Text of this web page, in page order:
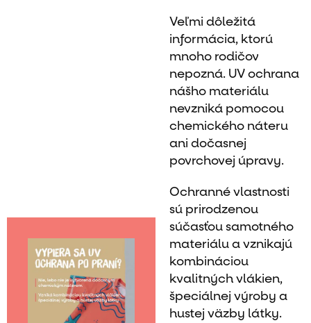
Veľmi dôležitá
informácia, ktorú
mnoho rodičov
nepozná. UV ochrana
nášho materiálu
nevzniká pomocou
chemického náteru
ani dočasnej
povrchovej úpravy.
Ochranné vlastnosti
sú prirodzenou
súčasťou samotného
materiálu a vznikajú
kombináciou
kvalitných vlákien,
špeciálnej výroby a
hustej väzby látky.